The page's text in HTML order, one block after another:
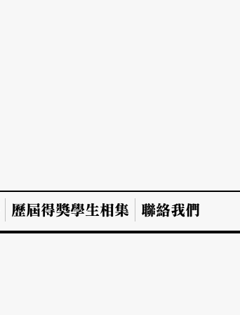
歷屆得獎學生相集 聯絡我們